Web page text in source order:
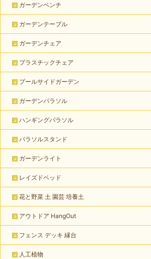
ガーデンベンチ
ガーデンテーブル
ガーデンチェア
プラスチックチェア
プールサイドガーデン
ガーデンパラソル
ハンギングパラソル
パラソルスタンド
ガーデンライト
レイズドベッド
花と野菜 土 園芸 培養土
アウトドア HangOut
フェンス デッキ 縁台
人工植物